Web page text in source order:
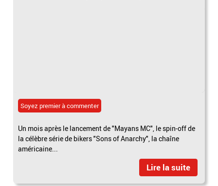
Soyez premier à commenter
Un mois après le lancement de "Mayans MC", le spin-off de
la célèbre série de bikers "Sons of Anarchy", la chaîne
américaine...
Lire la suite